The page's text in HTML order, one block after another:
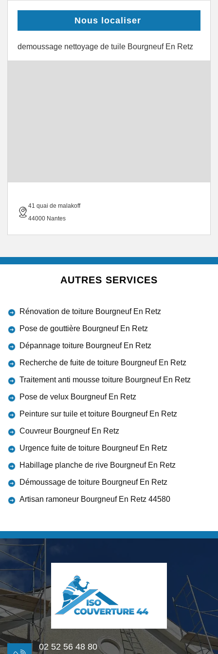
Nous localiser
demoussage nettoyage de tuile Bourgneuf En Retz
41 quai de malakoff
44000 Nantes
AUTRES SERVICES
Rénovation de toiture Bourgneuf En Retz
Pose de gouttière Bourgneuf En Retz
Dépannage toiture Bourgneuf En Retz
Recherche de fuite de toiture Bourgneuf En Retz
Traitement anti mousse toiture Bourgneuf En Retz
Pose de velux Bourgneuf En Retz
Peinture sur tuile et toiture Bourgneuf En Retz
Couvreur Bourgneuf En Retz
Urgence fuite de toiture Bourgneuf En Retz
Habillage planche de rive Bourgneuf En Retz
Démoussage de toiture Bourgneuf En Retz
Artisan ramoneur Bourgneuf En Retz 44580
02 52 56 48 80